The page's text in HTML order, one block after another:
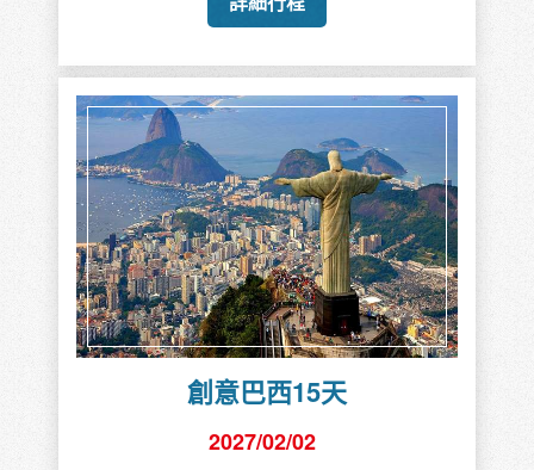
創意巴西15天
2027/02/02